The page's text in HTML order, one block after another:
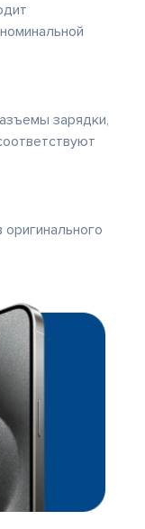
зарядки,